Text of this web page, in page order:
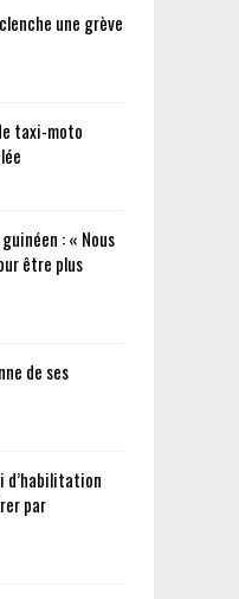
une grève
taxi-moto
: « Nous
être plus
de ses
d’habilitation
par